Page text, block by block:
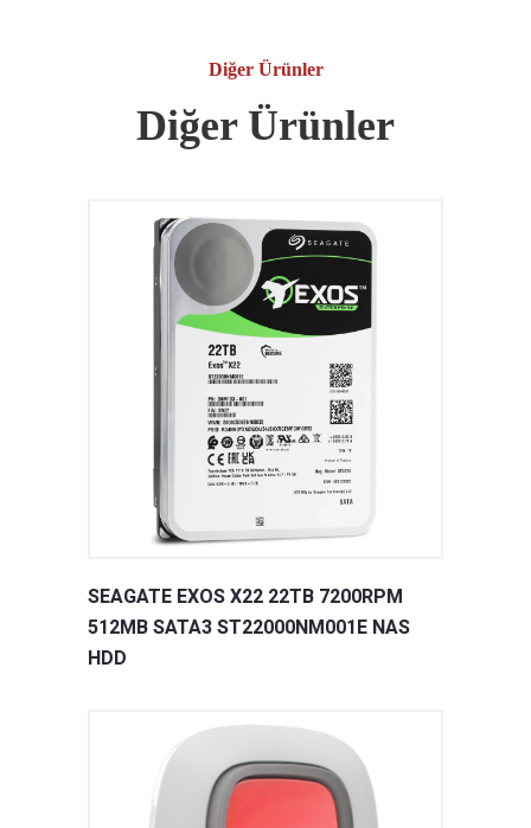
Diğer Ürünler
Diğer Ürünler
SEAGATE EXOS X22 22TB 7200RPM
512MB SATA3 ST22000NM001E NAS
HDD